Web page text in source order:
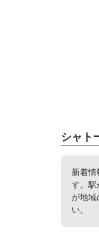
シャト
新着
す。駅
が地域
い。